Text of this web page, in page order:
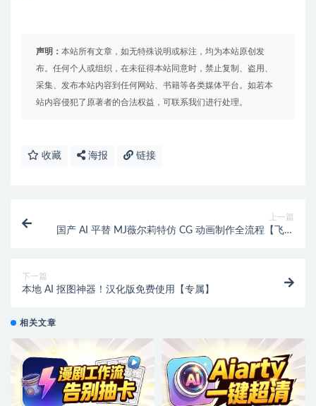
声明： 本站所有文章，如无特殊说明或标注，均为本站原创发
布。任何个人或组织，在未征得本站同意时，禁止复制、盗用、
采集、发布本站内容到任何网站、书籍等各类媒体平台。如若本
站内容侵犯了原著者的合法权益，可联系我们进行处理。
收藏 海报 链接
上一篇
国产 AI 平替 MJ薇尔莉特仿 CG 动画制作全流程【飞书
下一篇
本地 AI 抠图神器！汉化版免费使用【专属】
相关文章